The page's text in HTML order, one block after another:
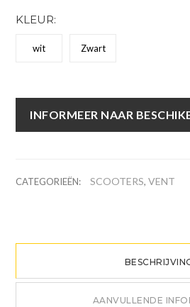
KLEUR:
wit Zwart
INFORMEER NAAR
CATEGORIEËN: SCOOTERS,VENT
AANVULLENDE